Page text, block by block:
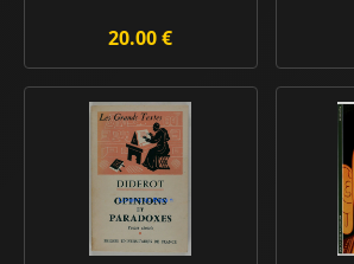
20.00 €